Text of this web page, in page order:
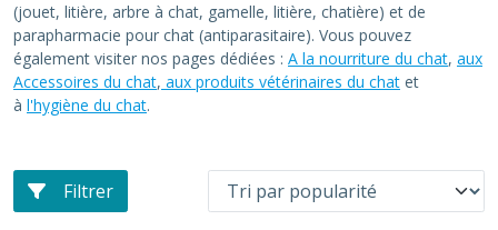
(jouet, litière, arbre à chat, gamelle, litière, chatière) et de
parapharmacie pour chat (antiparasitaire). Vous pouvez
également visiter nos pages dédiées : A la nourriture du chat, aux
Accessoires du chat, aux produits vétérinaires du chat et
à l'hygiène du chat.
Filtrer